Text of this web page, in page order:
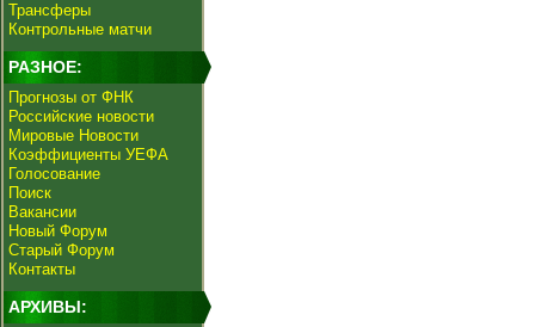
Трансферы
Контрольные матчи
РАЗНОЕ:
Прогнозы от ФНК
Российские новости
Мировые Новости
Коэффициенты УЕФА
Голосование
Поиск
Вакансии
Новый Форум
Старый Форум
Контакты
АРХИВЫ: